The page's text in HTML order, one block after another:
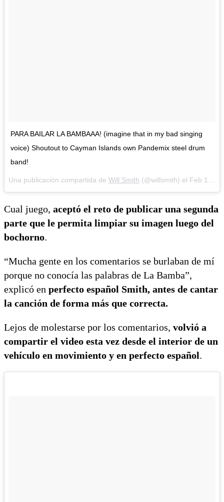
PARA BAILAR LA BAMBAAA! (imagine that in my bad singing
voice) Shoutout to Cayman Islands own Pandemix steel drum
band!
Una publicación compartida de Will Smith (@willsmith) el Feb 10, 2018 at 11:05 PST
Cual juego, aceptó el reto de publicar una segunda
parte que le permita limpiar su imagen luego del
bochorno.
“Mucha gente en los comentarios se burlaban de mí
porque no conocía las palabras de La Bamba”,
explicó en perfecto español Smith, antes de cantar
la canción de forma más que correcta.
Lejos de molestarse por los comentarios, volvió a
compartir el video esta vez desde el interior de un
vehículo en movimiento y en perfecto español.